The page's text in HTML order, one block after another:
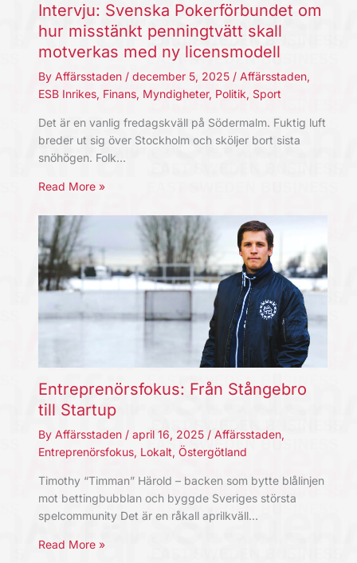
Intervju: Svenska Pokerförbundet om
hur misstänkt penningtvätt skall
motverkas med ny licensmodell
By Affärsstaden / december 5, 2025 / Affärsstaden,
ESB Inrikes, Finans, Myndigheter, Politik, Sport
Det är en vanlig fredagskväll på Södermalm. Fuktig luft
breder ut sig över Stockholm och sköljer bort sista
snöhögen. Folk…
Read More »
Entreprenörsfokus: Från Stångebro
till Startup
By Affärsstaden / april 16, 2025 / Affärsstaden,
Entreprenörsfokus, Lokalt, Östergötland
Timothy “Timman” Härold – backen som bytte blålinjen
mot bettingbubblan och byggde Sveriges största
spelcommunity Det är en råkall aprilkväll…
Read More »